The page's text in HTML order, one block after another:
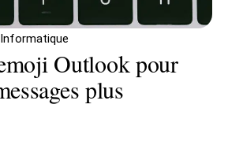
Informatique
Outlook pour
plus